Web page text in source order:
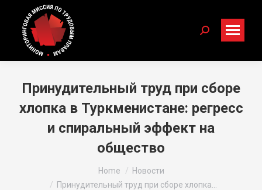
Search:
Принудительный труд при сборе
хлопка в Туркменистане: регресс
и спиральный эффект на
общество
Home
Новости
Принудительный труд при сборе хлопка…